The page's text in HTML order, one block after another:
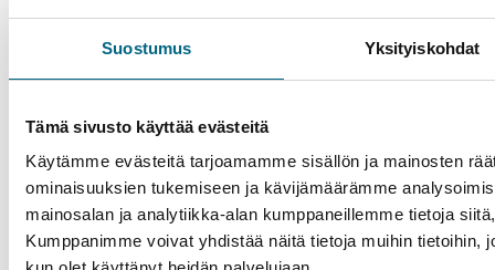
Suostumus Yksityiskohdat
Tämä sivusto käyttää evästeitä
Käytämme evästeitä tarjoamamme sisällön ja mainosten
ominaisuuksien tukemiseen ja kävijämäärämme
mainosalan ja analytiikka-alan kumppaneillemme tietoja
Kumppanimme voivat yhdistää näitä tietoja muihin tietoihin,
maaseutu viiniviljelmineen sekä oliivi- ja
mantelipuineen. Mukulakivikujilla on muutamia
tukikohtana, josta suunnata retkelle Espanjan puolelle,
Salamancaan.
Lisämaksullinen retki: Salamanca, sis. lounaan
(n. 10,5 h), 93 € (retki ei kuulu retkipakettiin)
Laivaannousu Vega de Teronissa.